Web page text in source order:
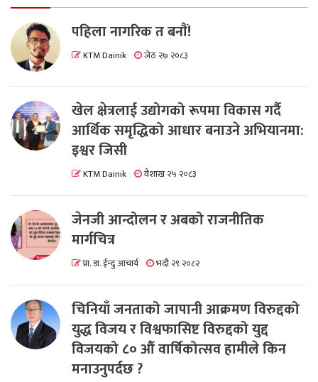
पहिला नागरिक त बनाैं!
KTM Dainik जेठ २७ २०८३
खेल क्षेत्रलाई उद्योगको रूपमा विकास गर्दै
आर्थिक समृद्धिको आधार बनाउने अभियानमा:
इश्वर जिसी
KTM Dainik वैशाख २५ २०८३
जेनजी आन्दोलन र अबको राजनीतिक
मार्गचित्र
प्रा. डा. ईन्दु आचार्य भदौ २९ २०८२
चिनियाँ जनताको जापानी आक्रमण विरुद्दको
युद्ध विजय र विश्वफासिष्ट विरुद्दको युद्द
विजयको ८० औं वार्षिकोत्सव हामीले किन
मनाउनुपर्दछ ?